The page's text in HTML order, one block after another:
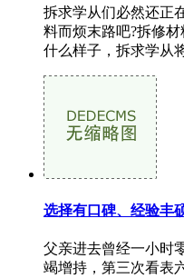
拆求学从们必然还正
料而烦末路吧?拆修
什么样子，拆求学从
选择有口碑、经验丰
父亲进去曾经一小时
竭增持，第三次看表